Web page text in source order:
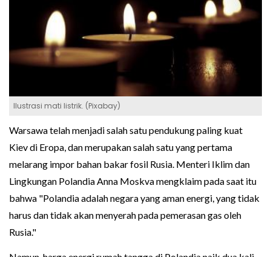
Ilustrasi mati listrik. (Pixabay)
Warsawa telah menjadi salah satu pendukung paling kuat
Kiev di Eropa, dan merupakan salah satu yang pertama
melarang impor bahan bakar fosil Rusia. Menteri Iklim dan
Lingkungan Polandia Anna Moskva mengklaim pada saat itu
bahwa "Polandia adalah negara yang aman energi, yang tidak
harus dan tidak akan menyerah pada pemerasan gas oleh
Rusia."